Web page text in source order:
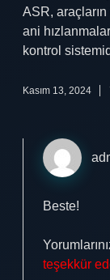
ASR,
ani
kontrol
Kasım 13, 2024
Beste!
teşekkür